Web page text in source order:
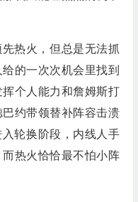
热火，但总是无法抓
的一次次机会里找到
个人能力和詹姆斯打
约带领替补阵容击溃
轮换阶段，内线人手
热火恰恰最不怕小阵